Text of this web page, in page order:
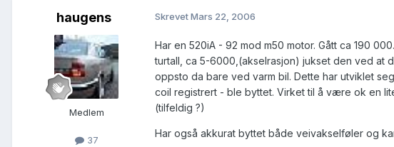
haugens
Medlem
37
SkrevetMars 22, 2006
Har en 520iA - 92 mod m50 motor. Gått ca 190
turtall, ca 5-6000,(akselrasjon) jukset den ved at
oppsto da bare ved varm bil. Dette har utviklet
coil registrert - ble byttet. Virket til å være ok en
(tilfeldig ?)
Har også akkurat byttet både veivakselføler og